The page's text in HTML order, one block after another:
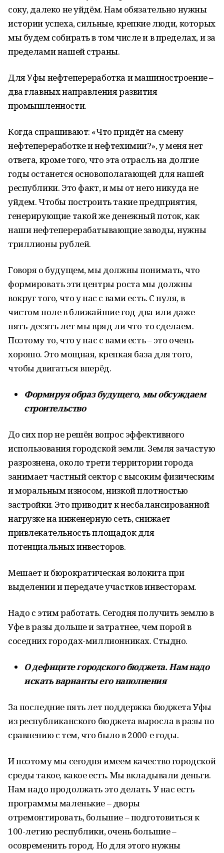
соку, далеко не уйдём. Нам обязательно нужны
истории успеха, сильные, крепкие люди, которых
мы будем собирать в том числе и в пределах, и за
пределами нашей страны.
Для Уфы нефтепереработка и машиностроение –
два главных направления развития
промышленности.
Когда спрашивают: «Что придёт на смену
нефтепереработке и нефтехимии?», у меня нет
ответа, кроме того, что эта отрасль на долгие
годы останется основополагающей для нашей
республики. Это факт, и мы от него никуда не
уйдем. Чтобы построить такие предприятия,
генерирующие такой же денежный поток, как
наши нефтеперерабатывающие заводы, нужны
триллионы рублей.
Говоря о будущем, мы должны понимать, что
формировать эти центры роста мы должны
вокруг того, что у нас с вами есть. С нуля, в
чистом поле в ближайшие год-два или даже
пять-десять лет мы вряд ли что-то сделаем.
Поэтому то, что у нас с вами есть – это очень
хорошо. Это мощная, крепкая база для того,
чтобы двигаться вперёд.
Формируя образ будущего, мы обсуждаем
строительство
До сих пор не решён вопрос эффективного
использования городской земли. Земля зачастую
разрознена, около трети территории города
занимает частный сектор с высоким физическим
и моральным износом, низкой плотностью
застройки. Это приводит к несбалансированной
нагрузке на инженерную сеть, снижает
привлекательность площадок для
потенциальных инвесторов.
Мешает и бюрократическая волокита при
выделении и передаче участков инвесторам.
Надо с этим работать. Сегодня получить землю в
Уфе в разы дольше и затратнее, чем порой в
соседних городах-миллионниках. Стыдно.
О дефиците городского бюджета. Нам надо
искать варианты его наполнения
За последние пять лет поддержка бюджета Уфы
из республиканского бюджета выросла в разы по
сравнению с тем, что было в 2000-е годы.
И поэтому мы сегодня имеем качество городской
среды такое, какое есть. Мы вкладывали деньги.
Нам надо продолжать это делать. У нас есть
программы маленькие – дворы
отремонтировать, большие – подготовиться к
100-летию республики, очень большие –
осовременить город. Но для этого нужны